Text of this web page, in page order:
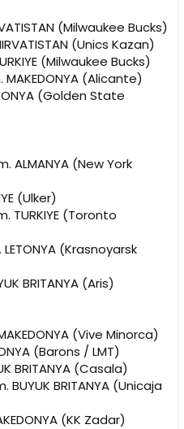
(Milwaukee Bucks)
(Unics Kazan)
(Milwaukee Bucks)
MAKEDONYA (Alicante)
(Golden State
ALMANYA (New York
(Ulker)
TURKIYE (Toronto
(Krasnoyarsk
BRITANYA (Aris)
(Vive Minorca)
(Barons / LMT)
BRITANYA (Casala)
BUYUK BRITANYA (Unicaja
(KK Zadar)